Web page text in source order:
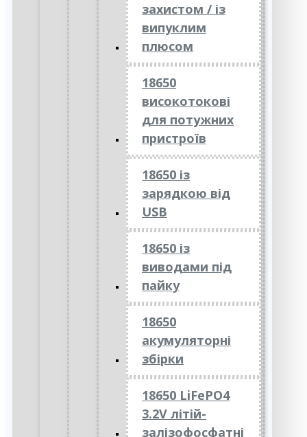
захистом / із
випуклим
плюсом
18650
високотокові
для потужних
пристроїв
18650 із
зарядкою від
USB
18650 із
виводами під
пайку
18650
акумуляторні
збірки
18650 LiFePO4
3.2V літій-
залізофосфатні